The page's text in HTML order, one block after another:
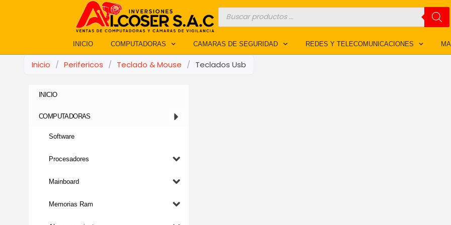
Búsqueda
de
productos
INICIO COMPUTADORAS CAMARAS DE SEGURIDAD REDES Y TELECOMUNICACIONES
Inicio / Perifericos / Teclado & Mouse / Teclados Usb
INICIO
COMPUTADORAS
Software
Procesadores
Mainboard
Memorias Ram